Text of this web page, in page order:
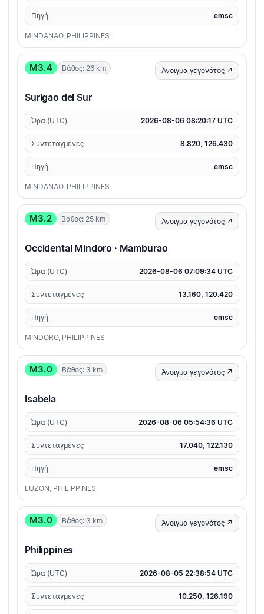
Πηγή emsc
MINDANAO, PHILIPPINES
M3.4 Βάθος: 26 km Άνοιγμα γεγονότος ↗
Surigao del Sur
Ώρα (UTC) 2026-08-06 08:20:17 UTC
Συντεταγμένες 8.820, 126.430
Πηγή emsc
MINDANAO, PHILIPPINES
M3.2 Βάθος: 25 km Άνοιγμα γεγονότος ↗
Occidental Mindoro · Mamburao
Ώρα (UTC) 2026-08-06 07:09:34 UTC
Συντεταγμένες 13.160, 120.420
Πηγή emsc
MINDORO, PHILIPPINES
M3.0 Βάθος: 3 km Άνοιγμα γεγονότος ↗
Isabela
Ώρα (UTC) 2026-08-06 05:54:36 UTC
Συντεταγμένες 17.040, 122.130
Πηγή emsc
LUZON, PHILIPPINES
M3.0 Βάθος: 3 km Άνοιγμα γεγονότος ↗
Philippines
Ώρα (UTC) 2026-08-05 22:38:54 UTC
Συντεταγμένες 10.250, 126.190